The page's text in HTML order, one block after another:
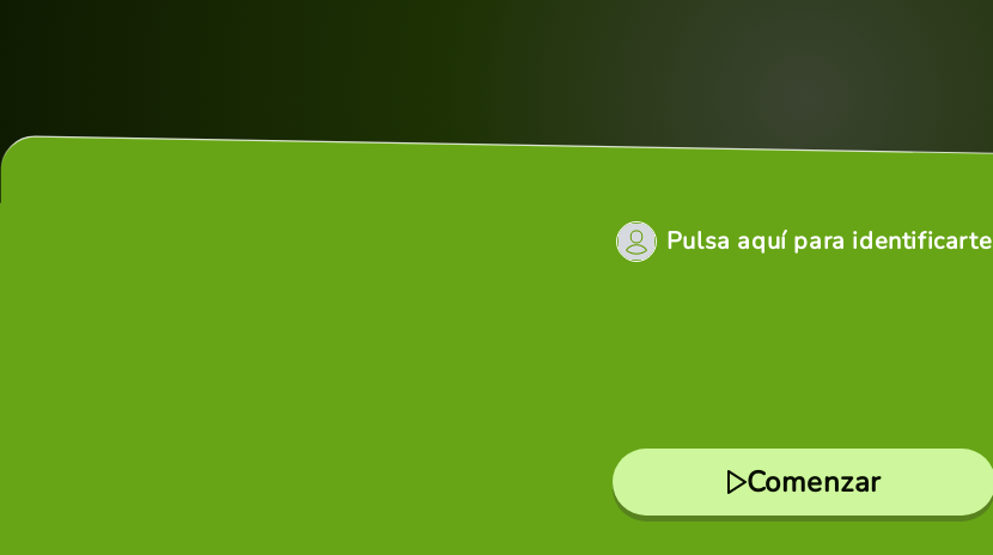
Pulsa aquí para identificarte
Comenzar